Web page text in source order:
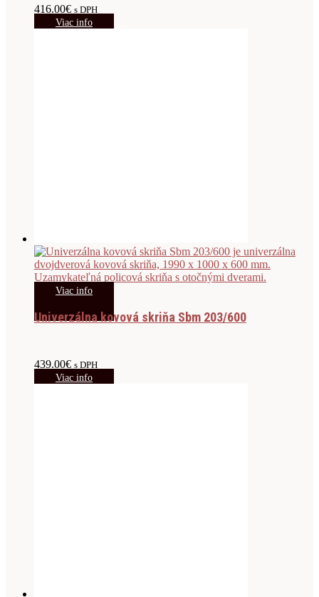
416.00€ s DPH
Viac info
Viac info
Univerzálna kovová skriňa Sbm 203/600
439.00€ s DPH
Viac info